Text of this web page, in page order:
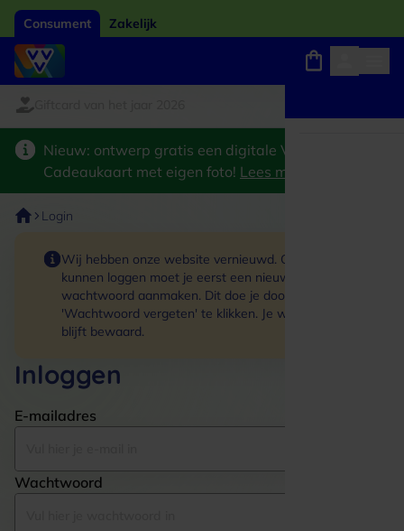
Consument Zakelijk
van het jaar 2026
Nieuw: ontwerp gratis een digitale VVV
Cadeaukaart met eigen foto! Lees meer
Login
Wij hebben onze website vernieuwd. Om in te
kunnen loggen moet je eerst een nieuw
wachtwoord aanmaken. Dit doe je door op de link
'Wachtwoord vergeten' te klikken. Je winkelmand
blijft bewaard.
Inloggen
E-mailadres
Wachtwoord